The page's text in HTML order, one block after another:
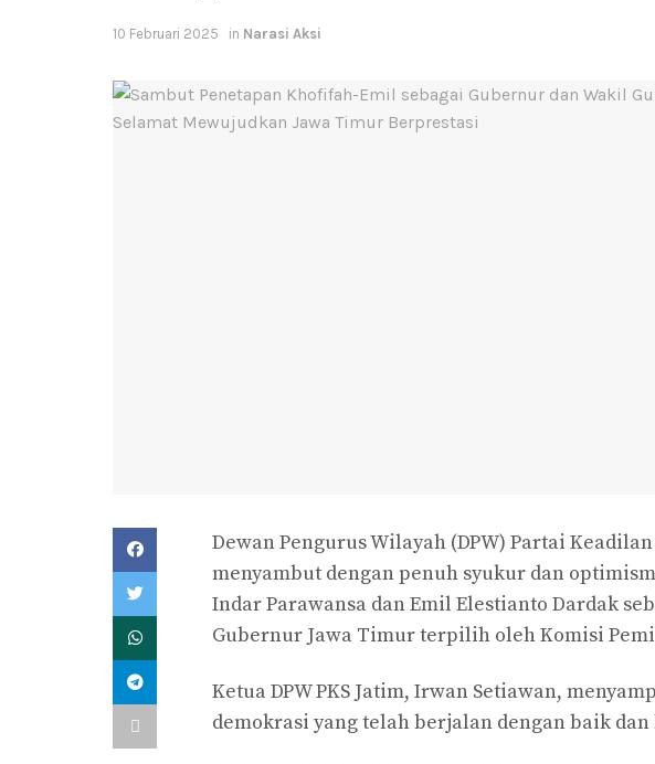
10 Februari 2025 in Narasi Aksi
Dewan Pengurus Wilayah (DPW) Partai
menyambut dengan penuh syukur dan
Indar Parawansa dan Emil Elestianto Dardak
Gubernur Jawa Timur terpilih oleh Komisi
Ketua DPW PKS Jatim, Irwan Setiawan,
demokrasi yang telah berjalan dengan baik